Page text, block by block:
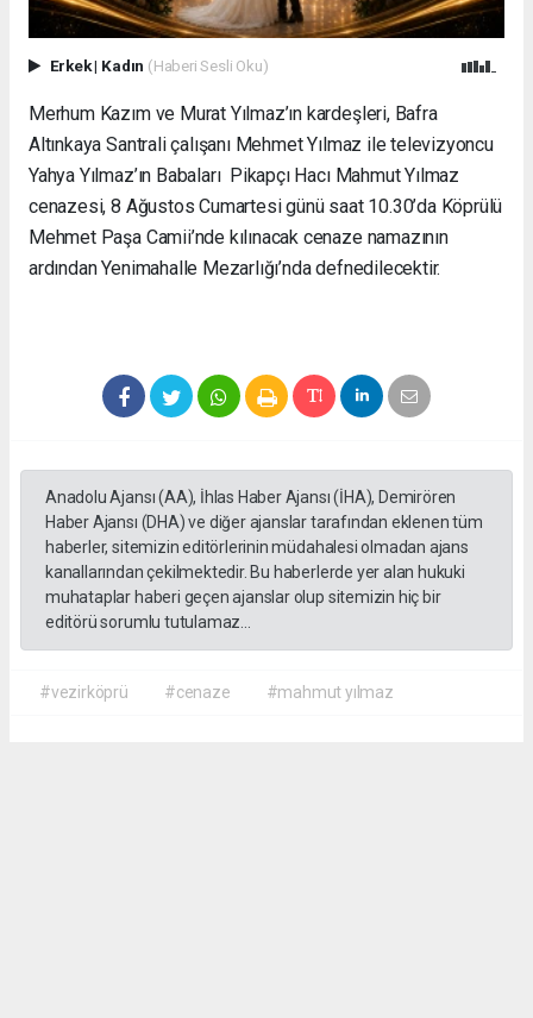
Erkek| Kadın (Haberi Sesli Oku)
Merhum Kazım ve Murat Yılmaz’ın kardeşleri, Bafra
Altınkaya Santrali çalışanı Mehmet Yılmaz ile televizyoncu
Yahya Yılmaz’ın Babaları Pikapçı Hacı Mahmut Yılmaz
cenazesi, 8 Ağustos Cumartesi günü saat 10.30’da Köprülü
Mehmet Paşa Camii’nde kılınacak cenaze namazının
ardından Yenimahalle Mezarlığı’nda defnedilecektir.
Anadolu Ajansı (AA), İhlas Haber Ajansı (İHA), Demirören
Haber Ajansı (DHA) ve diğer ajanslar tarafından eklenen tüm
haberler, sitemizin editörlerinin müdahalesi olmadan ajans
kanallarından çekilmektedir. Bu haberlerde yer alan hukuki
muhataplar haberi geçen ajanslar olup sitemizin hiç bir
editörü sorumlu tutulamaz...
#vezirköprü #cenaze #mahmut yılmaz